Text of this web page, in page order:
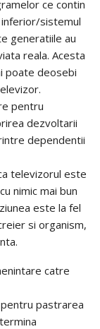
ce contin
sistemul
generatiile au
reala. Acesta
poate deosebi
pentru
dezvoltarii
dependentii
televizorul este
nimic mai bun
este la fel
si organism,
catre
pastrarea